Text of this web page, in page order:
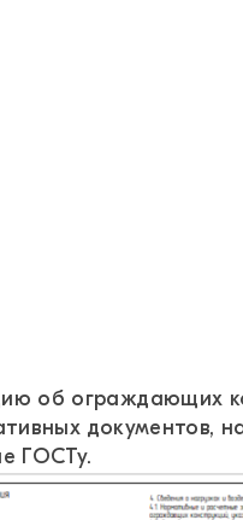
об ограждающих
документов,
ГОСТу.